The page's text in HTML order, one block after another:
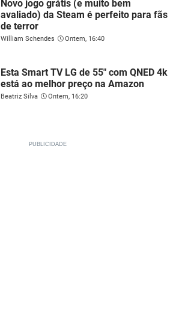
Novo jogo grátis (e muito bem
avaliado) da Steam é perfeito para fãs
de terror
William Schendes Ontem, 16:40
Esta Smart TV LG de 55" com QNED 4k
está ao melhor preço na Amazon
Beatriz Silva Ontem, 16:20